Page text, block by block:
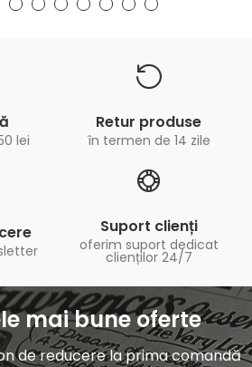
lei
Retur produse
în termen de 14 zile
Suport clienți
oferim suport dedicat
clienților 24/7
mai bune oferte
de reducere la prima comandă